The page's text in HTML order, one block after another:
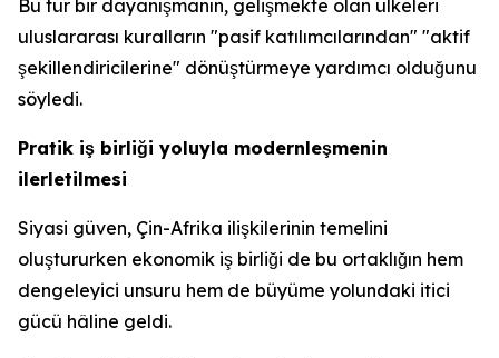
Bu tür bir dayanışmanın, gelişmekte olan ülkeleri
uluslararası kuralların "pasif katılımcılarından" "aktif
şekillendiricilerine" dönüştürmeye yardımcı olduğunu
söyledi.
Pratik iş birliği yoluyla modernleşmenin
ilerletilmesi
Siyasi güven, Çin-Afrika ilişkilerinin temelini
oluştururken ekonomik iş birliği de bu ortaklığın hem
dengeleyici unsuru hem de büyüme yolundaki itici
gücü hâline geldi.